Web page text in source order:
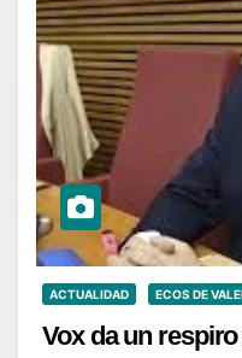
ACTUALIDAD ECOS DE
Vox da un